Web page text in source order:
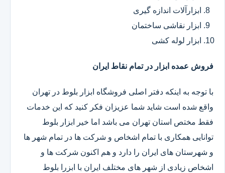
ابزارآلات اندازه گیری
ابزار نقاشی ساختمان
ابزار لوله کشی
فروش عمده ابزار در تمام نقاط ایران
با توجه به اینکه دفتر اصلی فروشگاه ابزار بلوط در تهران
واقع شده است شاید شما عزیزان فکر کنید که این خدمات
فقط مختص استان تهران می باشد اما خیر ابزار بلوط
توانایی همکاری با تمام اشخاص و شرکت ها در تمام شهر ها
و شهرستان های ایران را دارد و هم اکنون شرکت ها و
اشخاص زیادی از شهر های مختلف ایران با ابزرا بلوط